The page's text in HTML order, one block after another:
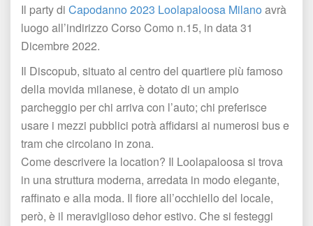
Il party di Capodanno 2023 Loolapaloosa Milano avrà
luogo all’indirizzo Corso Como n.15, in data 31
Dicembre 2022.
Il Discopub, situato al centro del quartiere più famoso
della movida milanese, è dotato di un ampio
parcheggio per chi arriva con l’auto; chi preferisce
usare i mezzi pubblici potrà affidarsi ai numerosi bus e
tram che circolano in zona.
Come descrivere la location? Il Loolapaloosa si trova
in una struttura moderna, arredata in modo elegante,
raffinato e alla moda. Il fiore all’occhiello del locale,
però, è il meraviglioso dehor estivo. Che si festeggi